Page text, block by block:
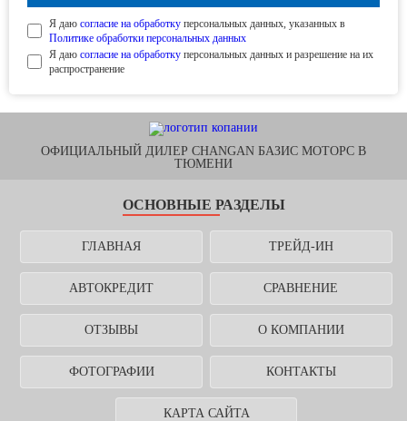
Я даю согласие на обработку персональных данных, указанных в
Политике обработки персональных данных
Я даю согласие на обработку персональных данных и разрешение на их
распространение
ОФИЦИАЛЬНЫЙ ДИЛЕР CHANGAN БАЗИС МОТОРС В
ТЮМЕНИ
ОСНОВНЫЕ РАЗДЕЛЫ
ГЛАВНАЯ ТРЕЙД-ИН
АВТОКРЕДИТ СРАВНЕНИЕ
ОТЗЫВЫ О КОМПАНИИ
ФОТОГРАФИИ КОНТАКТЫ
КАРТА САЙТА